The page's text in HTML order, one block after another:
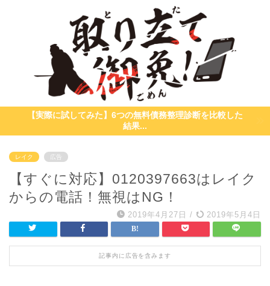
【実際に試してみた】6つの無料債務整理診断を比較した
結果...
レイク 広告
【すぐに対応】0120397663はレイク
からの電話！無視はNG！
2019年4月27日 / 2019年5月4日
記事内に広告を含みます